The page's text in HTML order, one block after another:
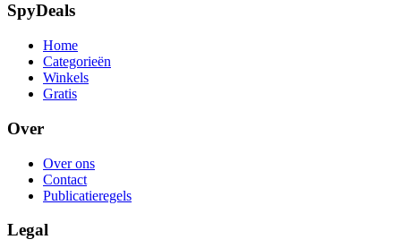
SpyDeals
Home
Categorieën
Winkels
Gratis
Over
Over ons
Contact
Publicatieregels
Legal